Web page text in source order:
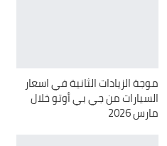
موجة الزيادات الثانية في اسعار
السيارات من جي بي أوتو خلال
مارس 2026